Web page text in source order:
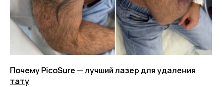
Почему PicoSure — лучший лазер для удаления
тату